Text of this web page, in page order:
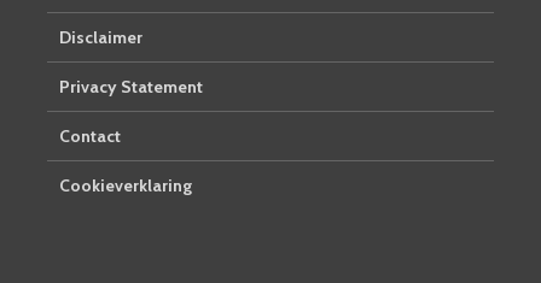
Disclaimer
Privacy Statement
Contact
Cookieverklaring